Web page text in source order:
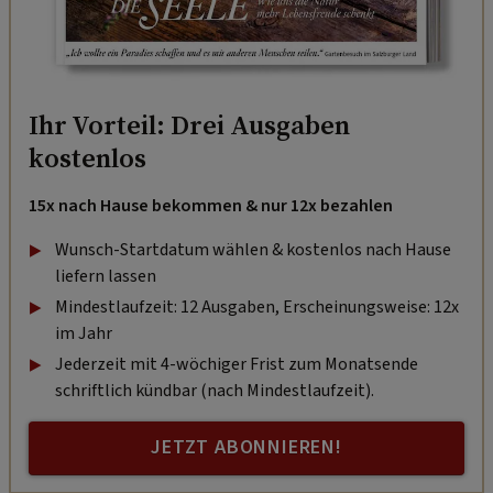
Ihr Vorteil: Drei Ausgaben
kostenlos
15x nach Hause bekommen & nur 12x bezahlen
Wunsch-Startdatum wählen & kostenlos nach Hause
liefern lassen
Mindestlaufzeit: 12 Ausgaben, Erscheinungsweise: 12x
im Jahr
Jederzeit mit 4-wöchiger Frist zum Monatsende
schriftlich kündbar (nach Mindestlaufzeit).
JETZT ABONNIEREN!